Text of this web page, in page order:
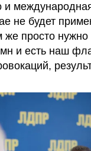
и
не будет
же просто нужно
и есть наш